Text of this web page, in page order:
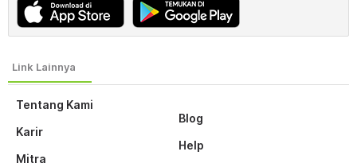
Tentang Kami
Karir
Mitra
Blog
Help